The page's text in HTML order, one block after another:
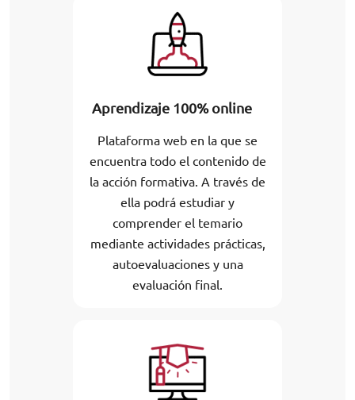
Aprendizaje 100% online
Plataforma web en la que se
encuentra todo el contenido de
la acción formativa. A través de
ella podrá estudiar y
comprender el temario
mediante actividades prácticas,
autoevaluaciones y una
evaluación final.